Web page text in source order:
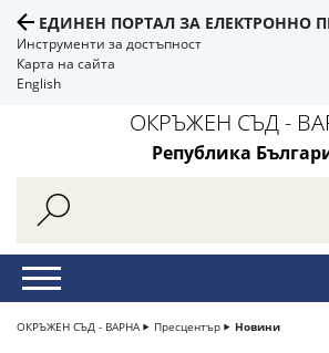
ЕДИНЕН ПОРТАЛ ЗА ЕЛЕКТРОННО
Инструменти за достъпност
Карта на сайта
English
ОКРЪЖЕН СЪД -
Република
ОКРЪЖЕН СЪД - ВАРНА Пресцентър Новини